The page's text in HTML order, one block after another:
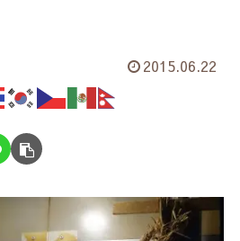
2015.06.22